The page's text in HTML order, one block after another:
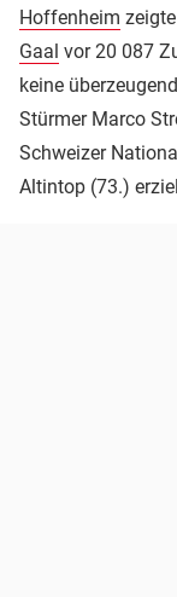
Hoffenheim
Gaal vor 20 087
keine
Stürmer Marco
Schweizer
Altintop (73.)